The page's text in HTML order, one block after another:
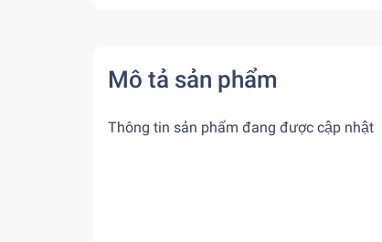
Mô tả sản phẩm
Thông tin sản phẩm đang được cập nhật